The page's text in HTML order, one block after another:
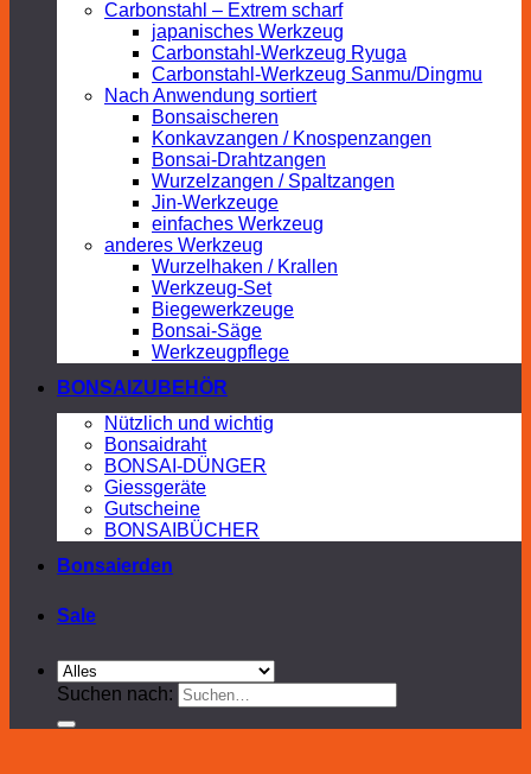
Carbonstahl – Extrem scharf
japanisches Werkzeug
Carbonstahl-Werkzeug Ryuga
Carbonstahl-Werkzeug Sanmu/Dingmu
Nach Anwendung sortiert
Bonsaischeren
Konkavzangen / Knospenzangen
Bonsai-Drahtzangen
Wurzelzangen / Spaltzangen
Jin-Werkzeuge
einfaches Werkzeug
anderes Werkzeug
Wurzelhaken / Krallen
Werkzeug-Set
Biegewerkzeuge
Bonsai-Säge
Werkzeugpflege
BONSAIZUBEHÖR
Nützlich und wichtig
Bonsaidraht
BONSAI-DÜNGER
Giessgeräte
Gutscheine
BONSAIBÜCHER
Bonsaierden
Sale
Suchen nach: